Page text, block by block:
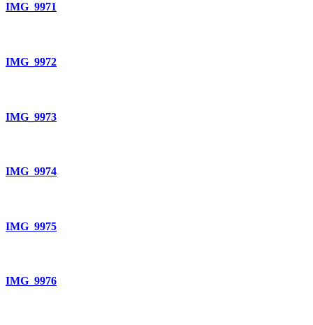
IMG_9971
IMG_9972
IMG_9973
IMG_9974
IMG_9975
IMG_9976